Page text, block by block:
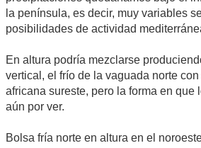
la península, es decir, muy variables
posibilidades de actividad
En altura podría mezclarse
vertical, el frío de la vaguada norte
africana sureste, pero la forma en que
aún por ver.
Bolsa fría norte en altura en el